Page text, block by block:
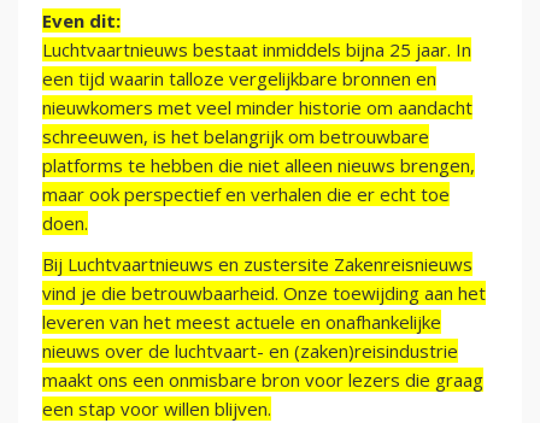
Even dit:
Luchtvaartnieuws bestaat inmiddels bijna 25 jaar. In
een tijd waarin talloze vergelijkbare bronnen en
nieuwkomers met veel minder historie om aandacht
schreeuwen, is het belangrijk om betrouwbare
platforms te hebben die niet alleen nieuws brengen,
maar ook perspectief en verhalen die er echt toe
doen.
Bij Luchtvaartnieuws en zustersite Zakenreisnieuws
vind je die betrouwbaarheid. Onze toewijding aan het
leveren van het meest actuele en onafhankelijke
nieuws over de luchtvaart- en (zaken)reisindustrie
maakt ons een onmisbare bron voor lezers die graag
een stap voor willen blijven.